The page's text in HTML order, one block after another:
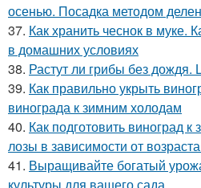
осенью. Посадка методом
37. Как хранить чеснок в муке.
в домашних условиях
38. Растут ли грибы без дождя.
39. Как правильно укрыть
винограда к зимним холодам
40. Как подготовить виноград
лозы в зависимости от
41. Выращивайте богатый